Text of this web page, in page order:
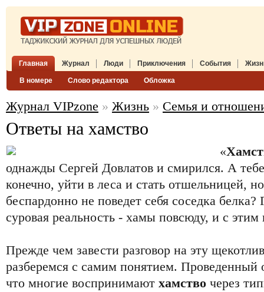
Главная Журнал
В номере Слово редактора Обложка
Люди Приключения События
Журнал VIPzone » Жизнь » Семья и
Ответы на хамство
«
однажды Сергей Довлатов и смирился. А
конечно, уйти в леса и стать отшельницей,
беспардонно не поведет себя соседка
суровая реальность - хамы повсюду, и с
Прежде чем завести разговор на эту
разберемся с самим понятием. Проведенный
что многие воспринимают хамство через